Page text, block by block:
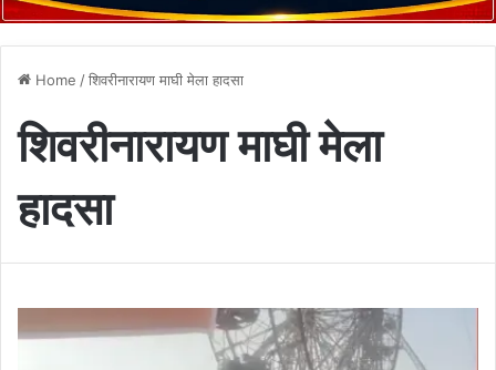
Home /शिवरीनारायण माघी मेला हादसा
शिवरीनारायण माघी मेला
हादसा